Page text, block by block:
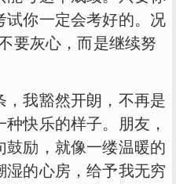
试你一定会考好的。况
要灰心，而是继续努
我豁然开朗，不再是
快乐的样子。朋友，
鼓励，就像一缕温暖的
湿的心房，给予我无穷